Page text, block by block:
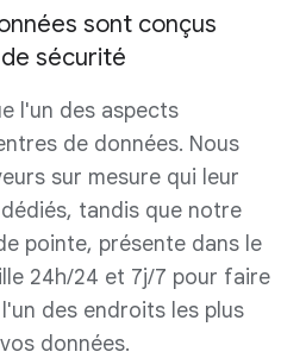
sont conçus
sécurité
l'un des aspects
de données. Nous
sur mesure qui leur
tandis que notre
pointe, présente dans le
24h/24 et 7j/7 pour faire
des endroits les plus
données.